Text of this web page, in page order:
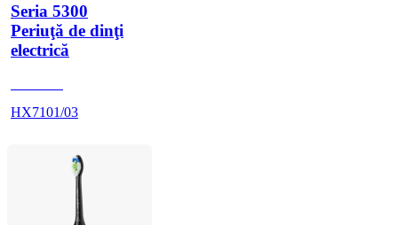
Seria 5300
Periuţă de dinţi
electrică
HX7101/03